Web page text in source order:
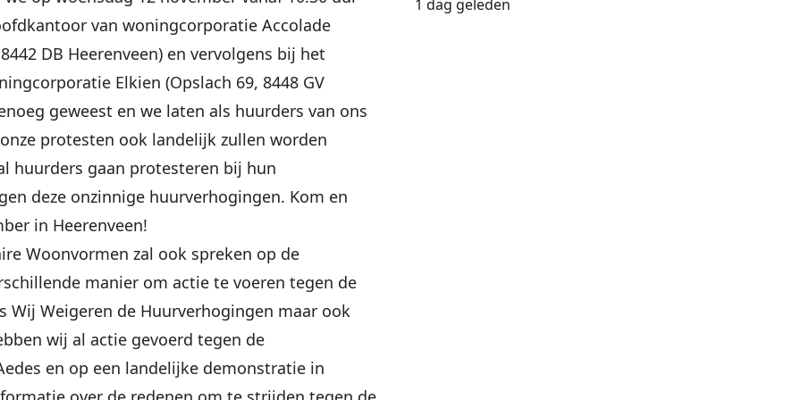
van woningcorporatie Accolade
DB Heerenveen) en vervolgens bij het
Elkien (Opslach 69, 8448 GV
geweest en we laten als huurders van ons
protesten ook landelijk zullen worden
huurders gaan protesteren bij hun
deze onzinnige huurverhogingen. Kom en
in Heerenveen!
Woonvormen zal ook spreken op de
manier om actie te voeren tegen de
Wij Weigeren de Huurverhogingen maar ook
wij al actie gevoerd tegen de
en op een landelijke demonstratie in
1 dag geleden